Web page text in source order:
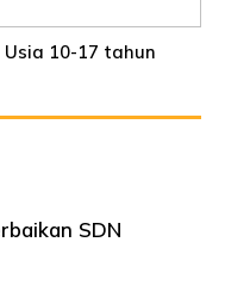
10-17 tahun
SDN